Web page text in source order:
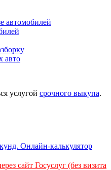
автомобилей
авто
услугой срочного выкупа.
сайт Госуслуг (без визита